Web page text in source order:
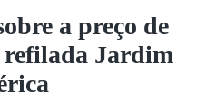
a preço de
Jardim